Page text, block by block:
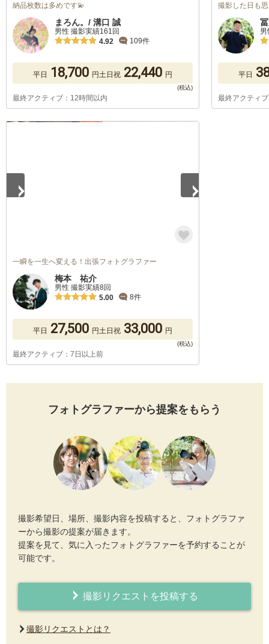
納品枚数は多めです💫
まろん。/ 溝口 誠
男性 撮影実績161回
4.92
109件
平日 18,700 円土日祝 22,440 円
最終アクティブ：12時間以内
撮影した日も
平日
最終アクティ
一瞬を一生へ変える！出張フォトグラファー
梅本 祐介
男性 撮影実績8回
5.00
8件
平日 27,500 円土日祝 33,000 円
最終アクティブ：7日以上前
フォトグラファーから提案をもらう
撮影希望日、場所、撮影内容を投稿すると、フォトグラファ
ーから撮影の提案が届きます。
提案を見て、気に入ったフォトグラファーを予約することが
可能です。
撮影リクエストを投稿する
撮影リクエストとは？